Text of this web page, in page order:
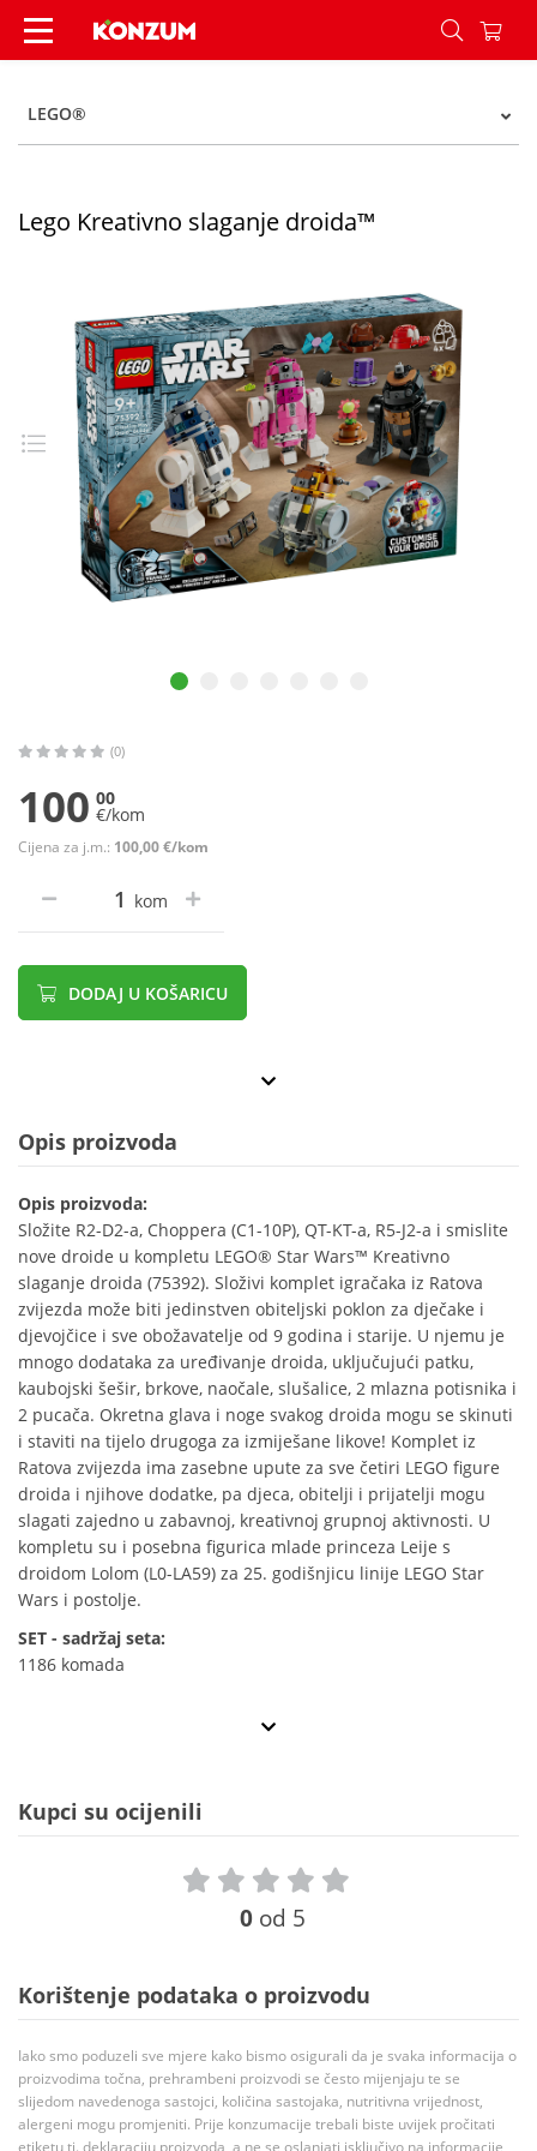
Lego Kreativno slaganje droida™ - Konzum
LEGO®
Lego Kreativno slaganje droida™
(0)
100 00
€/kom
Cijena za j.m.: 100,00 €/kom
kom
DODAJ U KOŠARICU
Opis proizvoda
Opis proizvoda:
Složite R2-D2-a, Choppera (C1-10P), QT-KT-a, R5-J2-a i smislite
nove droide u kompletu LEGO® Star Wars™ Kreativno
slaganje droida (75392). Složivi komplet igračaka iz Ratova
zvijezda može biti jedinstven obiteljski poklon za dječake i
djevojčice i sve obožavatelje od 9 godina i starije. U njemu je
mnogo dodataka za uređivanje droida, uključujući patku,
kaubojski šešir, brkove, naočale, slušalice, 2 mlazna potisnika i
2 pucača. Okretna glava i noge svakog droida mogu se skinuti
i staviti na tijelo drugoga za izmiješane likove! Komplet iz
Ratova zvijezda ima zasebne upute za sve četiri LEGO figure
droida i njihove dodatke, pa djeca, obitelji i prijatelji mogu
slagati zajedno u zabavnoj, kreativnoj grupnoj aktivnosti. U
kompletu su i posebna figurica mlade princeza Leije s
droidom Lolom (L0-LA59) za 25. godišnjicu linije LEGO Star
Wars i postolje.
SET - sadržaj seta:
1186 komada
Kupci su ocijenili
0 od 5
Korištenje podataka o proizvodu
Iako smo poduzeli sve mjere kako bismo osigurali da je svaka informacija o
proizvodima točna, prehrambeni proizvodi se često mijenjaju te se
slijedom navedenoga sastojci, količina sastojaka, nutritivna vrijednost,
alergeni mogu promjeniti. Prije konzumacije trebali biste uvijek pročitati